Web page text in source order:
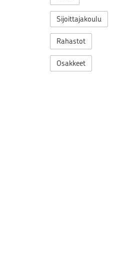
Sijoittajakoulu
Rahastot
Osakkeet